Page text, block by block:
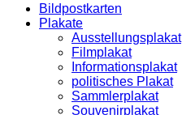
Bildpostkarten
Plakate
Ausstellungsplakat
Filmplakat
Informationsplakat
politisches Plakat
Sammlerplakat
Souvenirplakat